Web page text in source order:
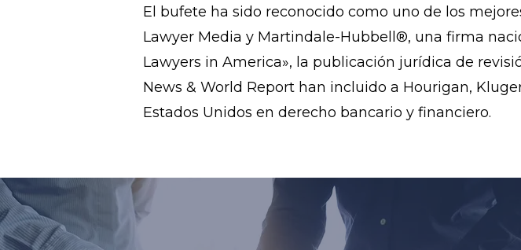
El bufete ha sido reconocido como uno de los
Lawyer Media y Martindale-Hubbell®, una firma
Lawyers in America», la publicación jurídica de
News & World Report han incluido a Hourigan,
Estados Unidos en derecho bancario y financiero.